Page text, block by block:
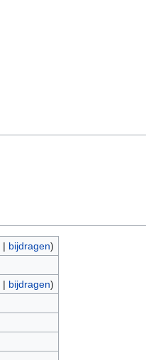
| bijdragen)
| bijdragen)